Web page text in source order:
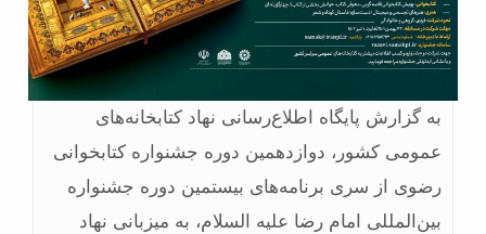
به گزارش پایگاه اطلاع‌رسانی نهاد کتابخانه‌های
عمومی کشور، دوازدهمین دوره جشنواره کتابخوانی
رضوی از سری برنامه‌های بیستمین دوره جشنواره
بین‌المللی امام رضا علیه السلام، به میزبانی نهاد